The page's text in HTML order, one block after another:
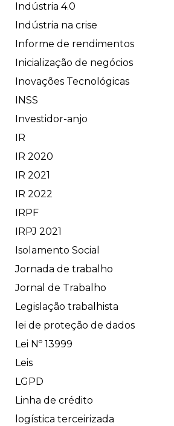
Indústria 4.0
Indústria na crise
Informe de rendimentos
Inicialização de negócios
Inovações Tecnológicas
INSS
Investidor-anjo
IR
IR 2020
IR 2021
IR 2022
IRPF
IRPJ 2021
Isolamento Social
Jornada de trabalho
Jornal de Trabalho
Legislação trabalhista
lei de proteção de dados
Lei Nº 13999
Leis
LGPD
Linha de crédito
logística terceirizada